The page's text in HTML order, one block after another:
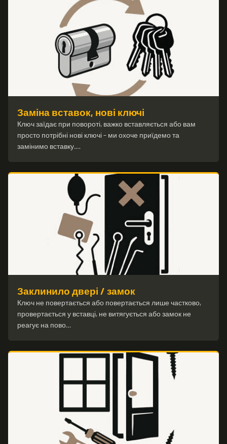
Заміна вставок, нові ключі
Ключ заїдає при повороті, важко вставляється або вам
просто потрібні нові ключі – ми охоче приїдемо та
замінимо вставку.…
Заклинило двері / замок
Ключ не повертається або повертається лише частково,
провертається у вставці, не витягується або замок не
реагує на пово…